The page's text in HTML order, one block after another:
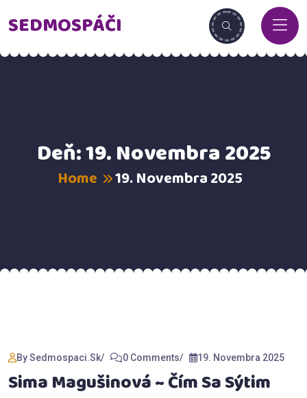
SEDMOSPÁČI
Deň:19. Novembra 2025
Home 19. Novembra 2025
By Sedmospaci.sk 0 Comments 19. Novembra 2025
Sima Magušinová ~ Čím Sa Sýtim